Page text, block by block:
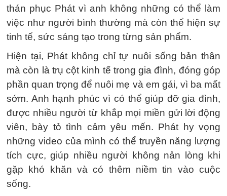
thán phục Phát vì anh không những có thể làm
việc như người bình thường mà còn thể hiện sự
tinh tế, sức sáng tạo trong từng sản phẩm.
Hiện tại, Phát không chỉ tự nuôi sống bản thân
mà còn là trụ cột kinh tế trong gia đình, đóng góp
phần quan trọng để nuôi mẹ và em gái, vì ba mất
sớm. Anh hạnh phúc vì có thể giúp đỡ gia đình,
được nhiều người từ khắp mọi miền gửi lời động
viên, bày tỏ tình cảm yêu mến. Phát hy vọng
những video của mình có thể truyền năng lượng
tích cực, giúp nhiều người không nản lòng khi
gặp khó khăn và có thêm niềm tin vào cuộc
sống.